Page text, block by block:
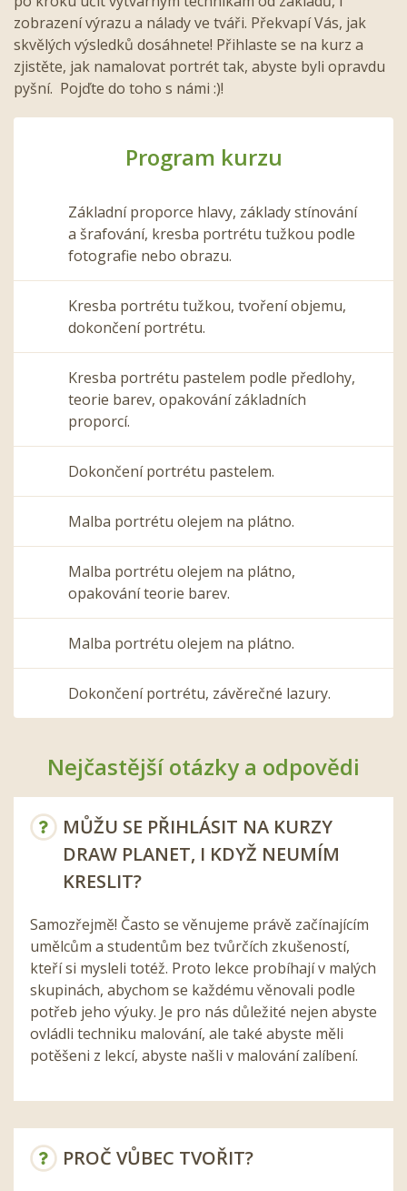
zobrazení výrazu a nálady ve tváři. Překvapí Vás, jak
skvělých výsledků dosáhnete! Přihlaste se na kurz a
zjistěte, jak namalovat portrét tak, abyste byli opravdu
pyšní. Pojďte do toho s námi :)!
Program kurzu
Základní proporce hlavy, základy stínování
a šrafování, kresba portrétu tužkou podle
fotografie nebo obrazu.
Kresba portrétu tužkou, tvoření objemu,
dokončení portrétu.
Kresba portrétu pastelem podle předlohy,
teorie barev, opakování základních
proporcí.
Dokončení portrétu pastelem.
Malba portrétu olejem na plátno.
Malba portrétu olejem na plátno,
opakování teorie barev.
Malba portrétu olejem na plátno.
Dokončení portrétu, závěrečné lazury.
Nejčastější otázky a odpovědi
MŮŽU SE PŘIHLÁSIT NA KURZY
DRAW PLANET, I KDYŽ NEUMÍM
KRESLIT?
Samozřejmě! Často se věnujeme právě začínajícím
umělcům a studentům bez tvůrčích zkušeností,
kteří si mysleli totéž. Proto lekce probíhají v malých
skupinách, abychom se každému věnovali podle
potřeb jeho výuky. Je pro nás důležité nejen abyste
ovládli techniku malování, ale také abyste měli
potěšeni z lekcí, abyste našli v malování zalíbení.
PROČ VŮBEC TVOŘIT?